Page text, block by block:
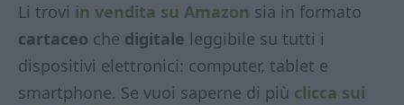
Li trovi in vendita su Amazon sia in formato
cartaceo che digitale leggibile su tutti i
dispositivi elettronici: computer, tablet e
smartphone. Se vuoi saperne di più clicca sui